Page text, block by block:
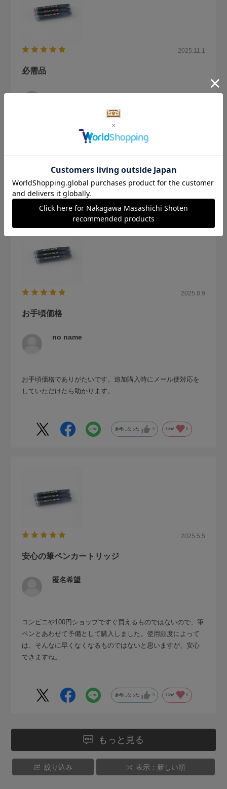
2025.11.1
必需品
no name
カートリッジ交換できるので助かります。
参考になった 0 Like! 0
2025.8.9
お手頃価格
no name
お手頃価格でありがたいです。追加購入時にメール便対応を
していただけたら助かります。
参考になった 0 Like! 0
2025.5.5
安心の筆ペンカートリッジ
匿名希望
コンビニや100円ショップですぐ買えるものではないので、筆
ペンとあわせて予備として購入しました。使用頻度によって
は、そんなに早くなくなるものではないと思いますが、安心
できますね。
参考になった 0 Like! 0
もっと見る
絞り込み 表示：新しい順